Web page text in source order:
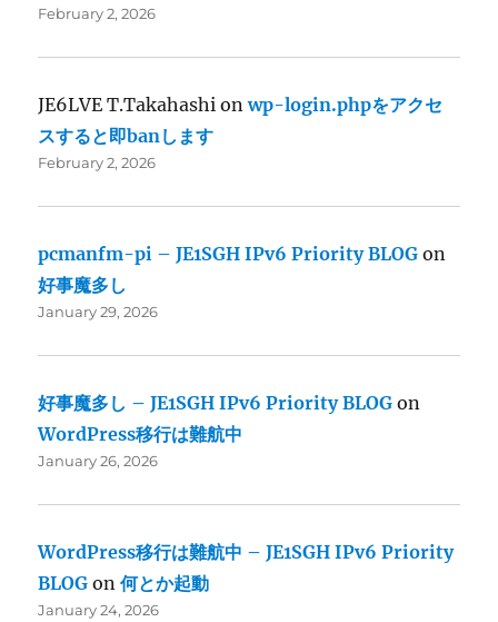
February 2, 2026
JE6LVE T.Takahashi onwp-login.phpをアクセ
スすると即banします
February 2, 2026
pcmanfm-pi – JE1SGH IPv6 Priority BLOG on
好事魔多し
January 29, 2026
好事魔多し – JE1SGH IPv6 Priority BLOG on
WordPress移行は難航中
January 26, 2026
WordPress移行は難航中 – JE1SGH IPv6 Priority
BLOG on何とか起動
January 24, 2026